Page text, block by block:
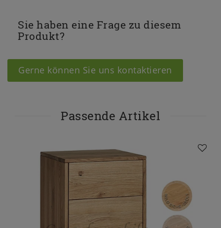
Sie haben eine Frage zu diesem
Produkt?
Gerne können Sie uns kontaktieren
Passende Artikel